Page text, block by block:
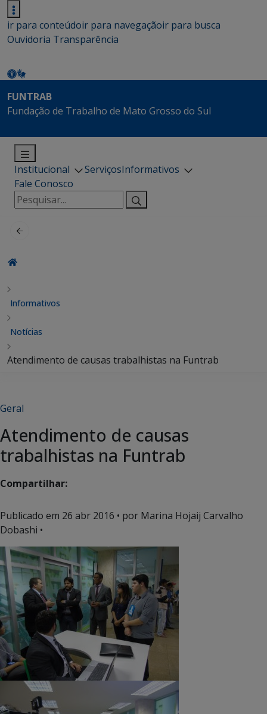
ir para conteúdoir para navegaçãoir para busca
Ouvidoria Transparência
FUNTRAB
Fundação de Trabalho de Mato Grosso do Sul
Institucional ServiçosInformativos
Fale Conosco
Pesquisar
por:
Informativos
Notícias
Atendimento de causas trabalhistas na Funtrab
Geral
Atendimento de causas
trabalhistas na Funtrab
Compartilhar:
Publicado em 26 abr 2016 • por Marina Hojaij Carvalho
Dobashi •